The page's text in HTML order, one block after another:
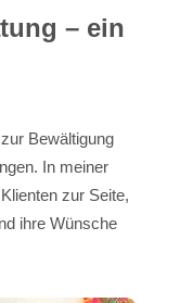
– ein
Bewältigung
In meiner
zur Seite,
ihre Wünsche